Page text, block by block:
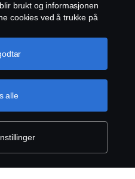
06 45 00 epost:
brukt og informasjonen
cookies ved å trukke på
vi bruker cookies,
som du finner ved
alle